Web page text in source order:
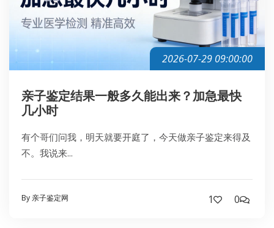
2026-07-29 09:00:00
亲子鉴定结果一般多久能出来？加急最快
几小时
有个哥们问我，明天就要开庭了，今天做亲子鉴定来得及
不。我说来...
By 亲子鉴定网 1 0